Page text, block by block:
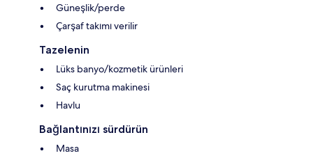
Güneşlik/perde
Çarşaf takımı verilir
Tazelenin
Lüks banyo/kozmetik ürünleri
Saç kurutma makinesi
Havlu
Bağlantınızı sürdürün
Masa